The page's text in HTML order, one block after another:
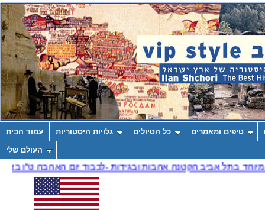
עמוד הבית גלויות היסטוריות כל הטיולים טיפים ומאמרים
העולם שלי